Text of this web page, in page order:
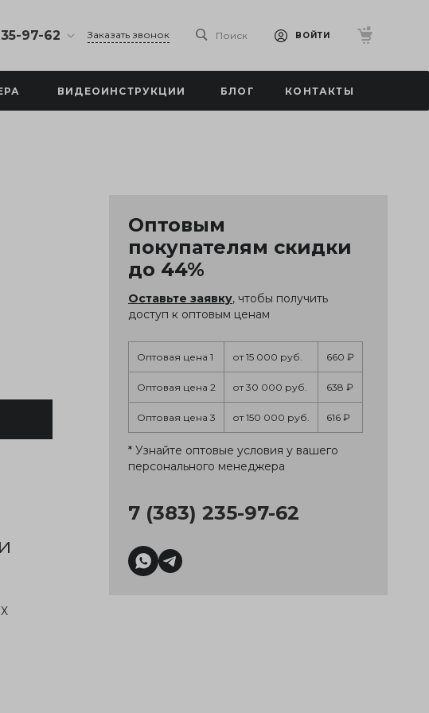
97-62
62
Заказать звонок Поиск ВОЙТИ
ВИДЕОИНСТРУКЦИИ БЛОГ КОНТАКТЫ
Оптовым
покупателям скидки
до 44%
Оставьте заявку, чтобы получить
доступ к оптовым ценам
Оптовая цена 1 от 15 000 руб. 660 ₽
Оптовая цена 2 от 30 000 руб. 638 ₽
Оптовая цена 3 от 150 000 руб. 616 ₽
* Узнайте оптовые условия у вашего
персонального менеджера
7 (383) 235-97-62